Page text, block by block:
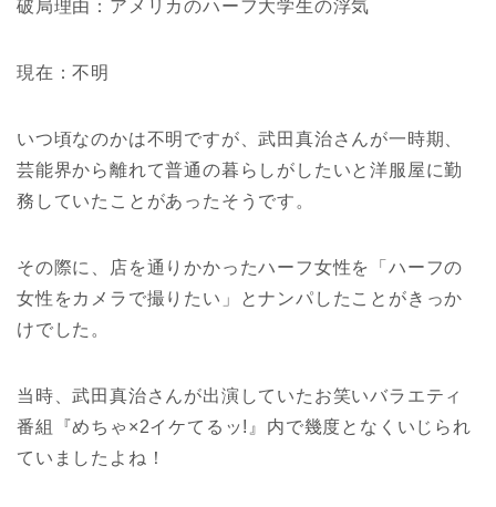
破局理由：アメリカのハーフ大学生の浮気
現在：不明
いつ頃なのかは不明ですが、武田真治さんが一時期、
芸能界から離れて普通の暮らしがしたいと洋服屋に勤
務していたことがあったそうです。
その際に、店を通りかかったハーフ女性を「ハーフの
女性をカメラで撮りたい」とナンパしたことがきっか
けでした。
当時、武田真治さんが出演していたお笑いバラエティ
番組『めちゃ×2イケてるッ!』内で幾度となくいじられ
ていましたよね！